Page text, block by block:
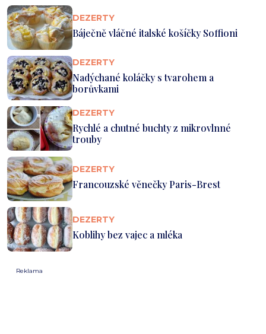
DEZERTY
Báječně vláčné italské košíčky Soffioni
DEZERTY
Nadýchané koláčky s tvarohem a
borůvkami
DEZERTY
Rychlé a chutné buchty z mikrovlnné
trouby
DEZERTY
Francouzské věnečky Paris-Brest
DEZERTY
Koblihy bez vajec a mléka
Reklama